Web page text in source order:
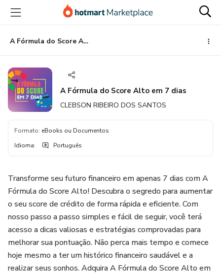
para
conteúdo
principal
para
pagamento
para
rodapé
A Fórmula do Score Alto em 7 dias
A Fórmula do Score Alto em 7 dias
CLEBSON RIBEIRO DOS SANTOS
Formato: eBooks ou Documentos
Idioma: Português
Transforme seu futuro financeiro em apenas 7 dias com A
Fórmula do Score Alto! Descubra o segredo para aumentar
o seu score de crédito de forma rápida e eficiente. Com
nosso passo a passo simples e fácil de seguir, você terá
acesso a dicas valiosas e estratégias comprovadas para
melhorar sua pontuação. Não perca mais tempo e comece
hoje mesmo a ter um histórico financeiro saudável e a
realizar seus sonhos. Adquira A Fórmula do Score Alto em